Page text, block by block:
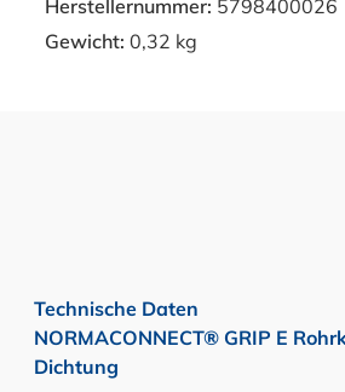
Herstellernummer: 5798400026
Gewicht: 0,32 kg
Technische Daten
NORMACONNECT® GRIP E
Dichtung